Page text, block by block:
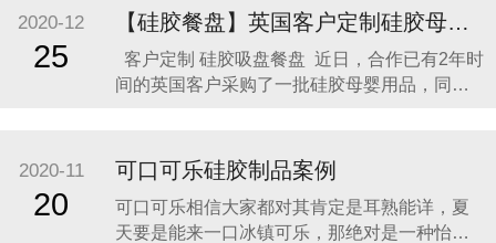
2020-12
25
【硅胶餐盘】英国客户定制硅胶母婴用品 硅胶吸盘餐盘
客户定制 硅胶吸盘餐盘 近日，合作已有2年时
间的英国客户采购了一批硅胶母婴用品，同时
价格最合理，服务最贴心，正如两年来多次合
作一样。众盛硅胶不是硅胶制品行业内最好
的，但绝对是他合作过众多硅胶制品
2020-11
20
可口可乐硅胶制品案例
可口可乐相信大家都对其肯定是耳熟能详，夏
天要是能来一口冰镇可乐，那绝对是一种怡神